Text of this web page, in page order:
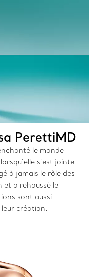
PerettiMD
le monde
s’est jointe
à jamais le rôle des
et a rehaussé le
sont aussi
leur création.